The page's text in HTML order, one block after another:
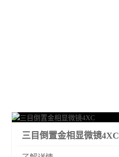
三目倒置金相显微镜4XC